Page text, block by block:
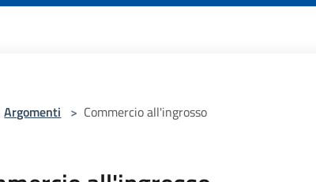
Argomenti > Commercio all'ingrosso